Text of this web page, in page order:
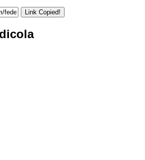
Link Copied!